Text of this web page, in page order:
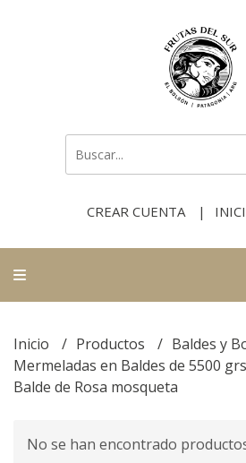
CREAR CUENTA
Inicio Productos
Baldes y
Mermeladas en Baldes de 5500 grs
Balde de Rosa mosqueta
No se han encontrado